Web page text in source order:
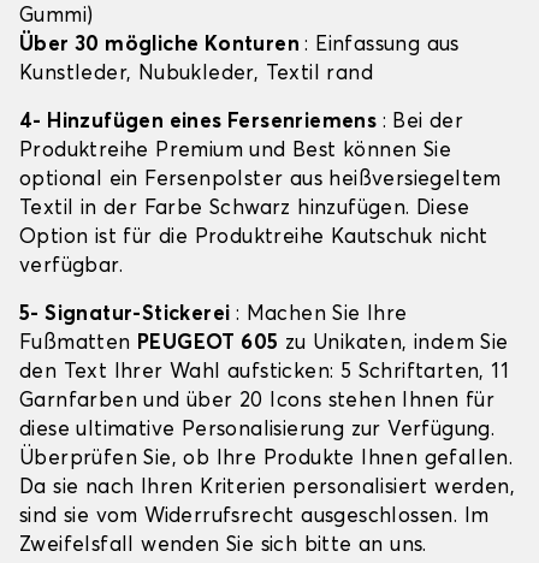
Gummi)
Über 30 mögliche Konturen: Einfassung aus
Kunstleder, Nubukleder, Textil rand
4- Hinzufügen eines Fersenriemens : Bei der
Produktreihe Premium und Best können Sie
optional ein Fersenpolster aus heißversiegeltem
Textil in der Farbe Schwarz hinzufügen. Diese
Option ist für die Produktreihe Kautschuk nicht
verfügbar.
5- Signatur-Stickerei : Machen Sie Ihre
Fußmatten PEUGEOT 605 zu Unikaten, indem Sie
den Text Ihrer Wahl aufsticken: 5 Schriftarten, 11
Garnfarben und über 20 Icons stehen Ihnen für
diese ultimative Personalisierung zur Verfügung.
Überprüfen Sie, ob Ihre Produkte Ihnen gefallen.
Da sie nach Ihren Kriterien personalisiert werden,
sind sie vom Widerrufsrecht ausgeschlossen. Im
Zweifelsfall wenden Sie sich bitte an uns.